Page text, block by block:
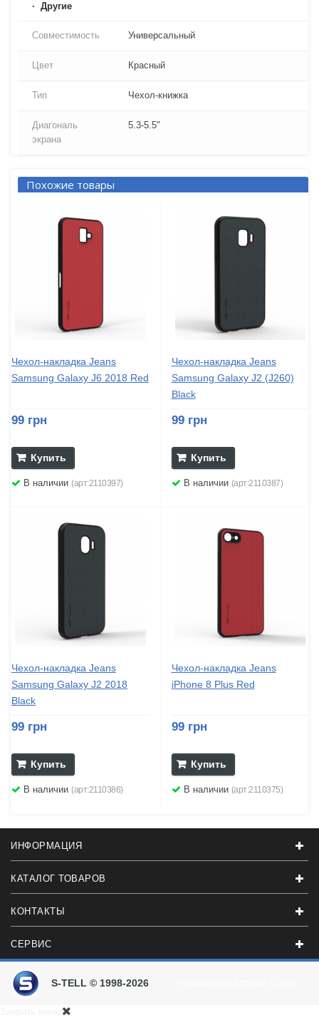
Другие
Совместимость Универсальный
Цвет Красный
Тип Чехол-книжка
Диагональ
экрана
5.3-5.5"
Похожие товары
Чехол-накладка Jeans
Samsung Galaxy J6 2018 Red
99 грн
Купить
В наличии (арт:2110397)
Чехол-накладка Jeans
Samsung Galaxy J2 (J260)
Black
99 грн
Купить
В наличии (арт:2110387)
Чехол-накладка Jeans
Samsung Galaxy J2 2018
Black
99 грн
Купить
В наличии (арт:2110386)
Чехол-накладка Jeans
iPhone 8 Plus Red
99 грн
Купить
В наличии (арт:2110375)
ИНФОРМАЦИЯ
КАТАЛОГ ТОВАРОВ
КОНТАКТЫ
СЕРВИС
S-TELL © 1998-2026